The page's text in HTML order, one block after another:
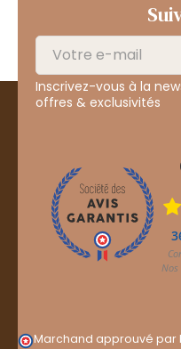
Inscrivez-vous à la
offres & exclusivités
Marchand approuvé par